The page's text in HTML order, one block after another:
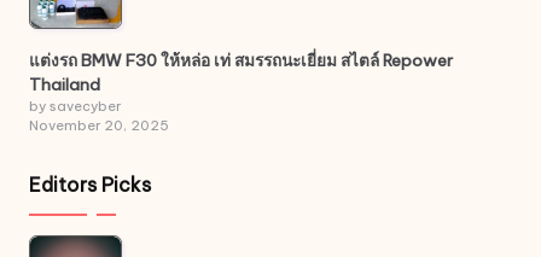
แต่งรถ BMW F30 ให้หล่อ เท่ สมรรถนะเยี่ยม สไตล์ Repower
Thailand
by savecyber
November 20, 2025
Editors Picks